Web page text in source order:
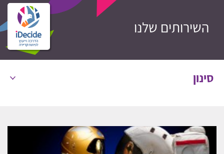
השירותים שלנו
סינון